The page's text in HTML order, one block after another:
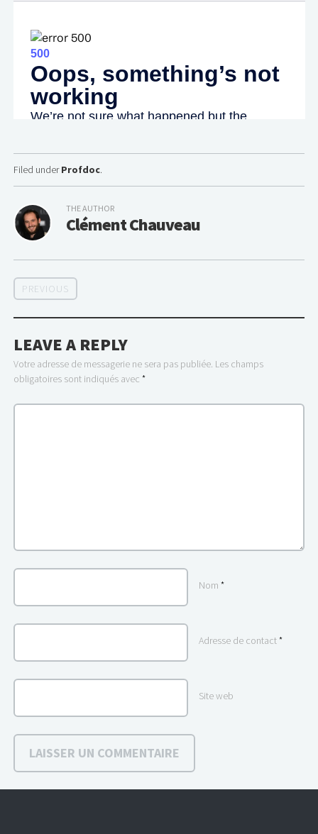
Filed underProfdoc.
THE AUTHOR
Clément Chauveau
PREVIOUS
LEAVE A REPLY
Votre adresse de messagerie ne sera pas publiée. Les champs
obligatoires sont indiqués avec *
Nom*
Adresse de contact*
Site web